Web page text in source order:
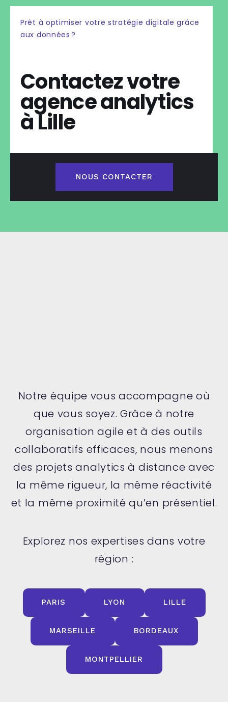
Prêt à optimiser votre stratégie digitale grâce
aux données ?
Contactez votre
agence analytics
à Lille
NOUS CONTACTER
Notre équipe vous accompagne où
que vous soyez. Grâce à notre
organisation agile et à des outils
collaboratifs efficaces, nous menons
des projets analytics à distance avec
la même rigueur, la même réactivité
et la même proximité qu’en présentiel.
Explorez nos expertises dans votre
région :
PARIS LYON LILLE
MARSEILLE BORDEAUX
MONTPELLIER